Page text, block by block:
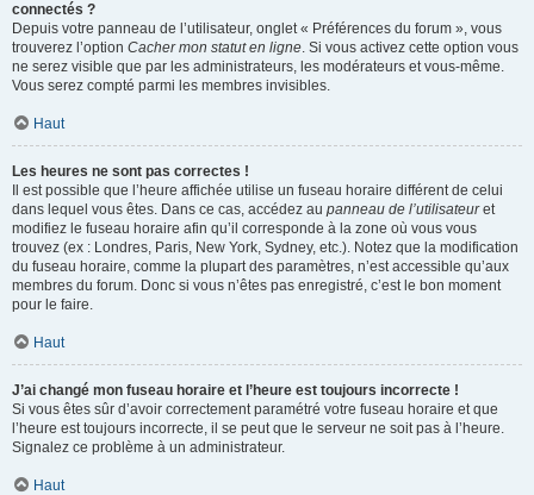
connectés ?
Depuis votre panneau de l’utilisateur, onglet « Préférences du forum », vous
trouverez l’option Cacher mon statut en ligne. Si vous activez cette option vous
ne serez visible que par les administrateurs, les modérateurs et vous-même.
Vous serez compté parmi les membres invisibles.
Haut
Les heures ne sont pas correctes !
Il est possible que l’heure affichée utilise un fuseau horaire différent de celui
dans lequel vous êtes. Dans ce cas, accédez au panneau de l’utilisateuret
modifiez le fuseau horaire afin qu’il corresponde à la zone où vous vous
trouvez (ex : Londres, Paris, New York, Sydney, etc.). Notez que la modification
du fuseau horaire, comme la plupart des paramètres, n’est accessible qu’aux
membres du forum. Donc si vous n’êtes pas enregistré, c’est le bon moment
pour le faire.
Haut
J’ai changé mon fuseau horaire et l’heure est toujours incorrecte !
Si vous êtes sûr d’avoir correctement paramétré votre fuseau horaire et que
l’heure est toujours incorrecte, il se peut que le serveur ne soit pas à l’heure.
Signalez ce problème à un administrateur.
Haut